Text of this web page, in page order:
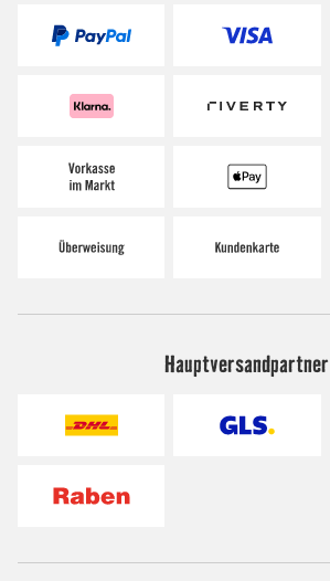
Hauptversandpartner